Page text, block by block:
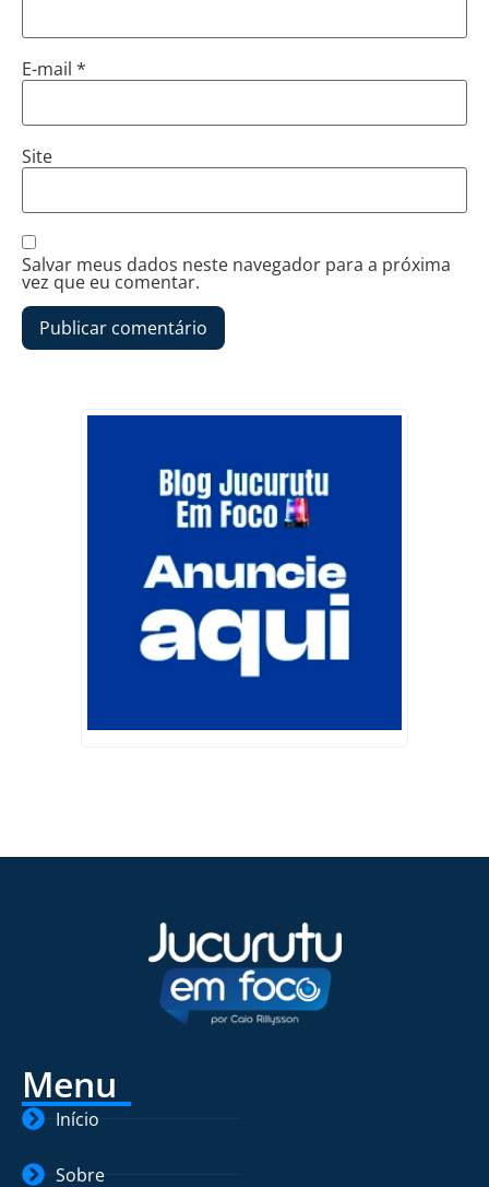
E-mail *
Site
Salvar meus dados neste navegador para a próxima
vez que eu comentar.
Menu
Início
Sobre